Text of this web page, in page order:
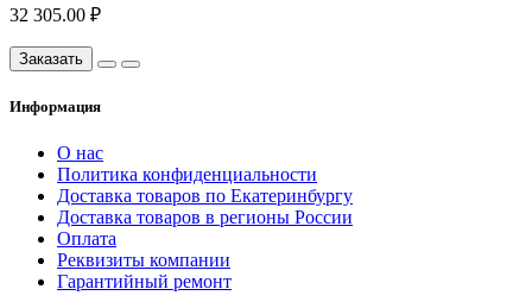
32 305.00 ₽
Заказать
Информация
О нас
Политика конфиденциальности
Доставка товаров по Екатеринбургу
Доставка товаров в регионы России
Оплата
Реквизиты компании
Гарантийный ремонт